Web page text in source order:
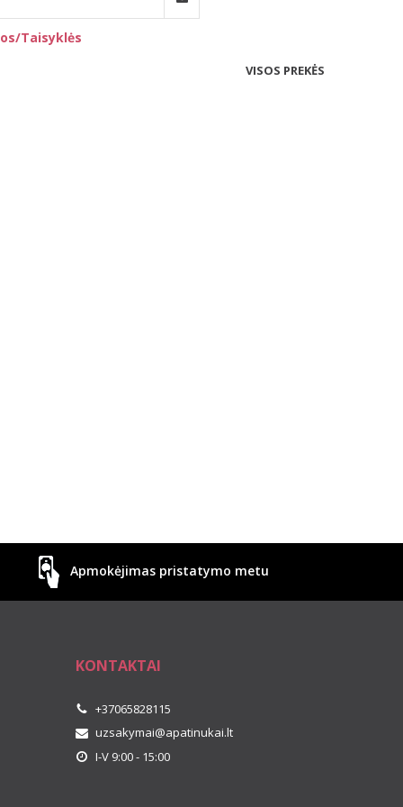
Taisyklės
VISOS PREKĖS
Apmokėjimas pristatymo metu
KONTAKTAI
+37065828115
uzsakymai@apatinukai.lt
I-V 9:00 - 15:00